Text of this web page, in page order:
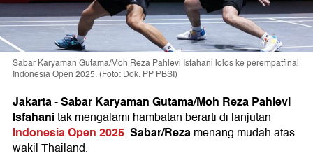
Sabar Karyaman Gutama/Moh Reza Pahlevi Isfahani lolos ke perempatfinal
Indonesia Open 2025. (Foto: Dok. PP PBSI)
Jakarta-Sabar Karyaman Gutama/Moh Reza Pahlevi
Isfahanitak mengalami hambatan berarti di lanjutan
Indonesia Open 2025.Sabar/Rezamenang mudah atas
wakil Thailand.